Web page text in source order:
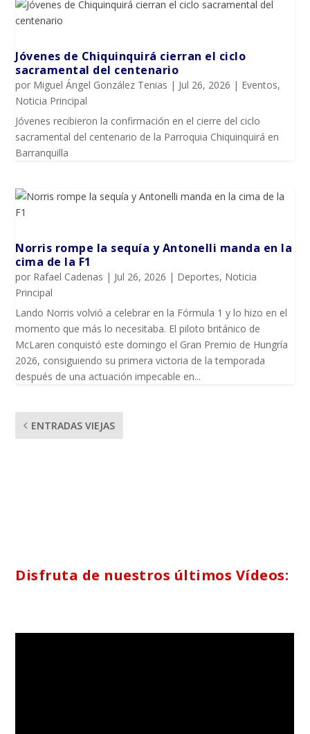
Jóvenes de Chiquinquirá cierran el ciclo
sacramental del centenario
por Miguel Ángel González Tenias | Jul 26, 2026 | Eventos,
Noticia Principal
Jóvenes recibieron la confirmación en el cierre del ciclo
sacramental del centenario de la Parroquia Chiquinquirá en
Barranquilla
Norris rompe la sequía y Antonelli manda en la
cima de la F1
por Rafael Cadenas | Jul 26, 2026 | Deportes, Noticia
Principal
Lando Norris volvió a celebrar en la Fórmula 1 y lo hizo en el
momento que más lo necesitaba. El piloto británico de
McLaren conquistó este domingo el Gran Premio de Hungría
2026, consiguiendo su primera victoria de la temporada
después de una actuación impecable en...
ENTRADAS VIEJAS
Disfruta de nuestros últimos Vídeos: